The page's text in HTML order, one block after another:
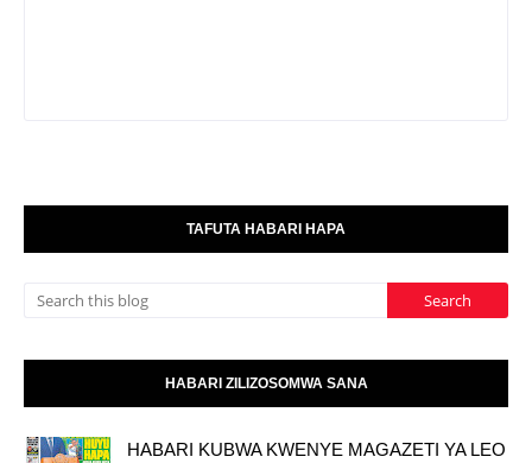
TAFUTA HABARI HAPA
HABARI ZILIZOSOMWA SANA
HABARI KUBWA KWENYE MAGAZETI YA LEO